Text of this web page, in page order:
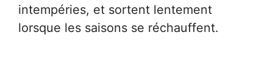
intempéries, et sortent lentement
lorsque les saisons se réchauffent.